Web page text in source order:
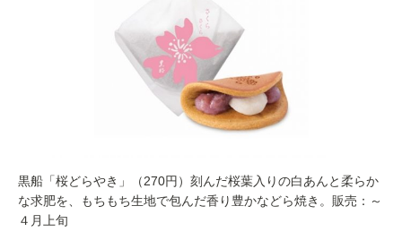
黒船「桜どらやき」（270円）刻んだ桜葉入りの白あんと柔らか
な求肥を、もちもち生地で包んだ香り豊かなどら焼き。販売：～
４月上旬